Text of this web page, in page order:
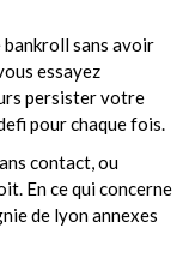
sans avoir
essayez
persister votre
pour chaque fois.
contact, ou
En ce qui concerne
de lyon annexes